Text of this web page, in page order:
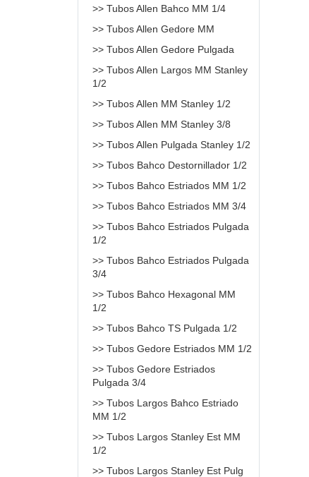
>> Tubos Allen Bahco MM 1/4
>> Tubos Allen Gedore MM
>> Tubos Allen Gedore Pulgada
>> Tubos Allen Largos MM Stanley
1/2
>> Tubos Allen MM Stanley 1/2
>> Tubos Allen MM Stanley 3/8
>> Tubos Allen Pulgada Stanley 1/2
>> Tubos Bahco Destornillador 1/2
>> Tubos Bahco Estriados MM 1/2
>> Tubos Bahco Estriados MM 3/4
>> Tubos Bahco Estriados Pulgada
1/2
>> Tubos Bahco Estriados Pulgada
3/4
>> Tubos Bahco Hexagonal MM
1/2
>> Tubos Bahco TS Pulgada 1/2
>> Tubos Gedore Estriados MM 1/2
>> Tubos Gedore Estriados
Pulgada 3/4
>> Tubos Largos Bahco Estriado
MM 1/2
>> Tubos Largos Stanley Est MM
1/2
>> Tubos Largos Stanley Est Pulg